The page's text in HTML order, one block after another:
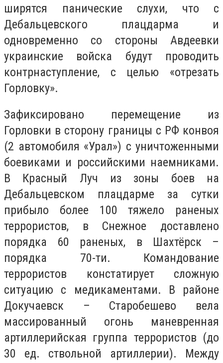
ширятся панические слухи, что с
Дебальцевского плацдарма и
одновременно со стороны Авдеевки
украинские войска будут проводить
контрнаступление, с целью «отрезать
Горловку».
Зафиксировано перемещение из
Горловки в сторону границы с РФ конвоя
(2 автомобиля «Урал») с уничтоженными
боевиками и российскими наемниками.
В Красный Луч из зоны боев на
Дебальцевском плацдарме за сутки
прибыло более 100 тяжело раненых
террористов, в Снежное доставлено
порядка 60 раненых, в Шахтёрск –
порядка 70-ти. Командование
террористов констатирует сложную
ситуацию с медикаментами. В районе
Докучаевск – Старобешево вела
массированный огонь маневренная
артиллерийская группа террористов (до
30 ед. ствольной артиллерии). Между